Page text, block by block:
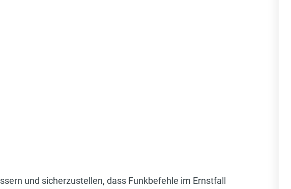
und sicherzustellen, dass Funkbefehle im Ernstfall